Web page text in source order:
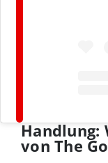
Handlung:
von The